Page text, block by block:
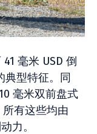
毫米 USD 倒
典型特征。同
毫米双前盘式
有这些均由
力。